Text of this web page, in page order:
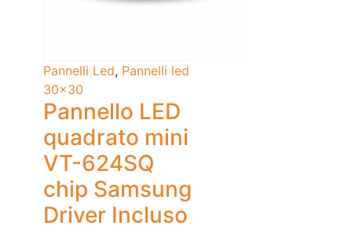
Pannelli Led, Pannelli led
30x30
Pannello LED
quadrato mini
VT-624SQ
chip Samsung
Driver Incluso